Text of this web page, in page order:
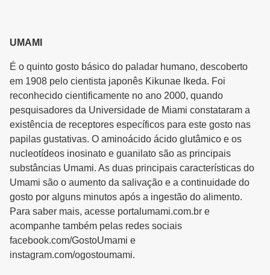
UMAMI
É o quinto gosto básico do paladar humano, descoberto
em 1908 pelo cientista japonês Kikunae Ikeda. Foi
reconhecido cientificamente no ano 2000, quando
pesquisadores da Universidade de Miami constataram a
existência de receptores específicos para este gosto nas
papilas gustativas. O aminoácido ácido glutâmico e os
nucleotídeos inosinato e guanilato são as principais
substâncias Umami. As duas principais características do
Umami são o aumento da salivação e a continuidade do
gosto por alguns minutos após a ingestão do alimento.
Para saber mais, acesse portalumami.com.br e
acompanhe também pelas redes sociais
facebook.com/GostoUmami e
instagram.com/ogostoumami.